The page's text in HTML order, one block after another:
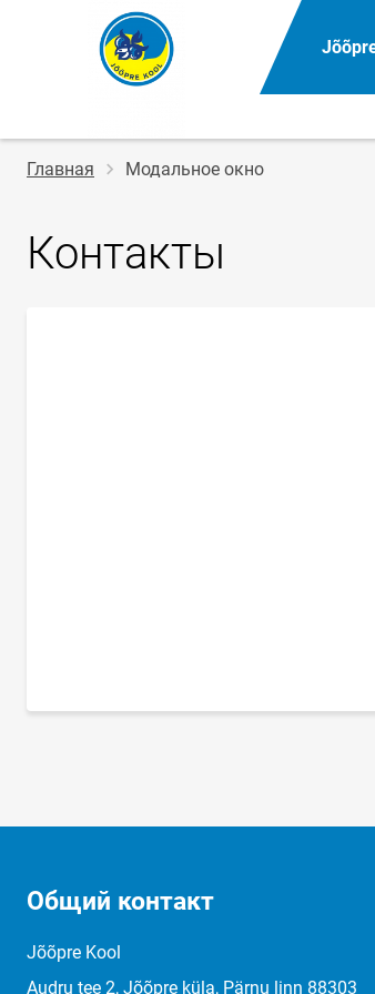
Строка
Главная Модальное окно
Контакты
Общий контакт
Jõõpre Kool
Audru tee 2, Jõõpre küla, Pärnu linn 88303